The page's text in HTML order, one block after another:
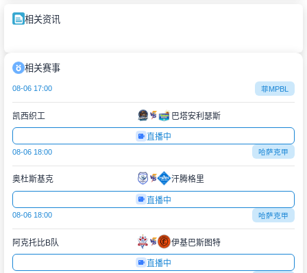
相关资讯
相关赛事
08-06 17:00 菲MPBL
凯西织工 巴塔安利瑟斯
直播中
08-06 18:00 哈萨克甲
奥杜斯基克 汗腾格里
直播中
08-06 18:00 哈萨克甲
阿克托比B队 伊基巴斯图特
直播中